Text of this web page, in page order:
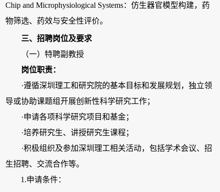
Chip and Microphysiological Systems：仿生器官模型构建，药
物筛选、药效与安全性评价。
三、招聘岗位及要求
（一）特聘副教授
岗位职责：
·遵循深圳理工和研究院的基本目标和发展规划，独立领
导或协助课题组开展创新性科学研究工作；
·申请各项科学研究项目和基金；
·培养研究生、讲授研究生课程；
·积极组织及参加深圳理工相关活动，包括学术会议、招
生招聘、交流合作等。
1.申请条件：